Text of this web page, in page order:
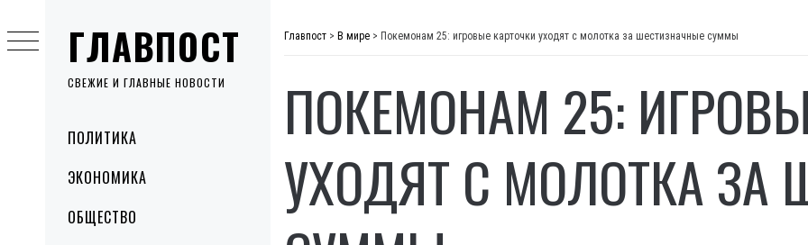
ГЛАВПОСТ
СВЕЖИЕ И ГЛАВНЫЕ НОВОСТИ
MenuПОЛИТИКА
ЭКОНОМИКА
ОБЩЕСТВО
to
content
Главпост > В мире > Покемонам 25: игровые карточки уходят с молотка за шестизначные суммы
ПОКЕМОНАМ 25:
УХОДЯТ С МОЛОТКА ЗА